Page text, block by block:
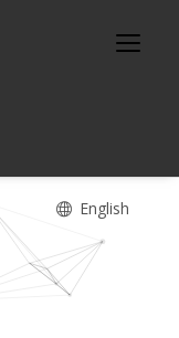
English